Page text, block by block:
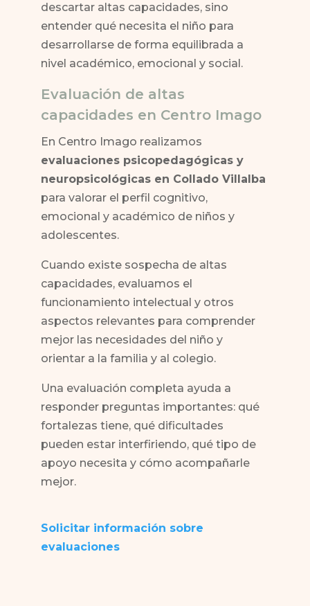
descartar altas capacidades, sino
entender qué necesita el niño para
desarrollarse de forma equilibrada a
nivel académico, emocional y social.
Evaluación de altas
capacidades en Centro Imago
En Centro Imago realizamos
evaluaciones psicopedagógicas y
neuropsicológicas en Collado Villalba
para valorar el perfil cognitivo,
emocional y académico de niños y
adolescentes.
Cuando existe sospecha de altas
capacidades, evaluamos el
funcionamiento intelectual y otros
aspectos relevantes para comprender
mejor las necesidades del niño y
orientar a la familia y al colegio.
Una evaluación completa ayuda a
responder preguntas importantes: qué
fortalezas tiene, qué dificultades
pueden estar interfiriendo, qué tipo de
apoyo necesita y cómo acompañarle
mejor.
Solicitar información sobre
evaluaciones